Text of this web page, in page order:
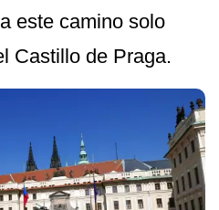
este camino solo
Castillo de Praga.